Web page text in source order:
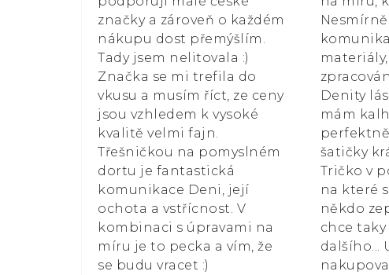
značky a zároveň o každém
nákupu dost přemýšlím.
Tady jsem nelitovala :)
Značka se mi trefila do
vkusu a musím říct, ze ceny
jsou vzhledem k vysoké
kvalitě velmi fajn.
Třešničkou na pomyslném
dortu je fantastická
komunikace Deni, její
ochota a vstřícnost. V
kombinaci s úpravami na
míru je to pecka a vím, že
se budu vracet :)
Denity
mám
šatičky
Tričko v
na které
někdo
chce taky
dalšího...